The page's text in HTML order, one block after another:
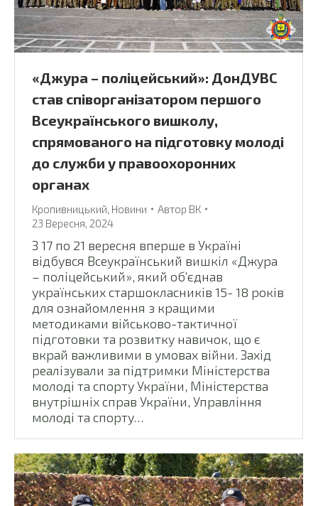
«Джура – поліцейський»: ДонДУВС
став співорганізатором першого
Всеукраїнського вишколу,
спрямованого на підготовку молоді
до служби у правоохоронних
органах
Кропивницький, Новини Автор ВК
23 Вересня, 2024
З 17 по 21 вересня вперше в Україні
відбувся Всеукраїнський вишкіл «Джура
– поліцейський», який об’єднав
українських старшокласників 15- 18 років
для ознайомлення з кращими
методиками військово-тактичної
підготовки та розвитку навичок, що є
вкрай важливими в умовах війни. Захід
реалізували за підтримки Міністерства
молоді та спорту України, Міністерства
внутрішніх справ України, Управління
молоді та спорту…